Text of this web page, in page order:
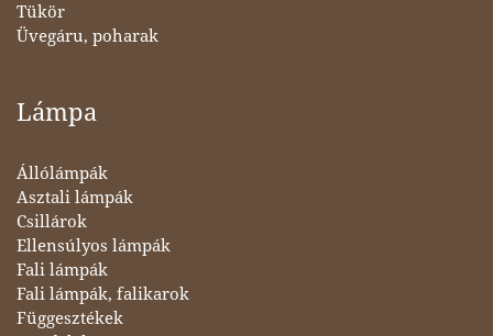
Tükör
Üvegáru, poharak
Lámpa
Állólámpák
Asztali lámpák
Csillárok
Ellensúlyos lámpák
Fali lámpák
Fali lámpák, falikarok
Függesztékek